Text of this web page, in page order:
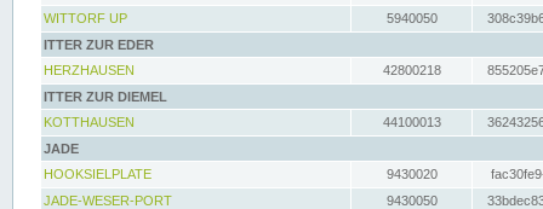
WITTORF UP
5940050
ITTER ZUR EDER
HERZHAUSEN
42800218
ITTER ZUR DIEMEL
KOTTHAUSEN
44100013
JADE
HOOKSIELPLATE
9430020
JADE-WESER-PORT
9430050